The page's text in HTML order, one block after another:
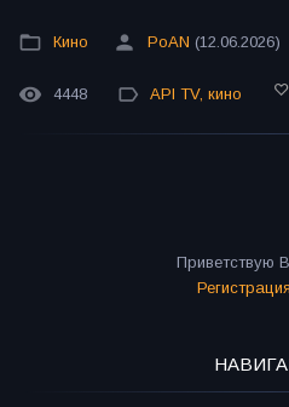
Кино PoAN (12.06.2026)
4448 API TV, кино
Приветствую
Регистрация